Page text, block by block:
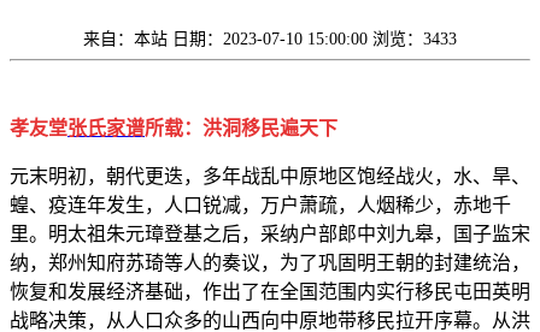
来自：本站 日期：2023-07-10 15:00:00 浏览：3433
孝友堂张氏家谱所载：洪洞移民遍天下
元末明初，朝代更迭，多年战乱中原地区饱经战火，水、旱、
蝗、疫连年发生，人口锐减，万户萧疏，人烟稀少，赤地千
里。明太祖朱元璋登基之后，采纳户部郎中刘九皋，国子监宋
纳，郑州知府苏琦等人的奏议，为了巩固明王朝的封建统治，
恢复和发展经济基础，作出了在全国范围内实行移民屯田英明
战略决策，从人口众多的山西向中原地带移民拉开序幕。从洪